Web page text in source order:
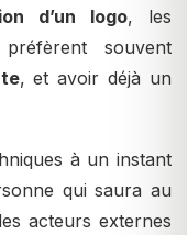
d’un logo, les
souvent
, et avoir déjà un
à un instant
qui saura au
acteurs externes